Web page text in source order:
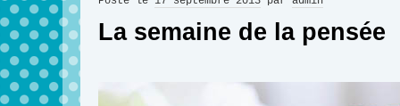
La semaine de la pensée